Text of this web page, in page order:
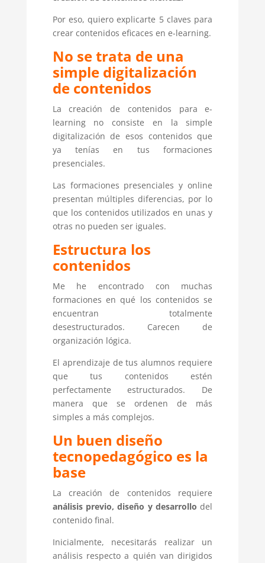
Por eso, quiero explicarte 5 claves para
crear contenidos eficaces en e-learning.
No se trata de una
simple digitalización
de contenidos
La creación de contenidos para e-
learning no consiste en la simple
digitalización de esos contenidos que
ya tenías en tus formaciones
presenciales.
Las formaciones presenciales y online
presentan múltiples diferencias, por lo
que los contenidos utilizados en unas y
otras no pueden ser iguales.
Estructura los
contenidos
Me he encontrado con muchas
formaciones en qué los contenidos se
encuentran totalmente
desestructurados. Carecen de
organización lógica.
El aprendizaje de tus alumnos requiere
que tus contenidos estén
perfectamente estructurados. De
manera que se ordenen de más
simples a más complejos.
Un buen diseño
tecnopedagógico es la
base
La creación de contenidos requiere
análisis previo, diseño y desarrollo del
contenido final.
Inicialmente, necesitarás realizar un
análisis respecto a quién van dirigidos